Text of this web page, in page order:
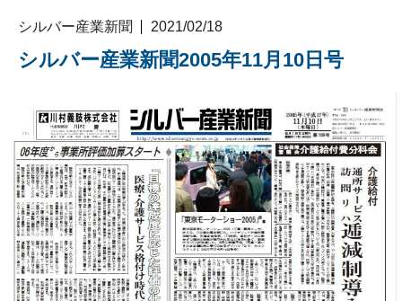
シルバー産業新聞 2021/02/18
シルバー産業新聞2005年11月10日号